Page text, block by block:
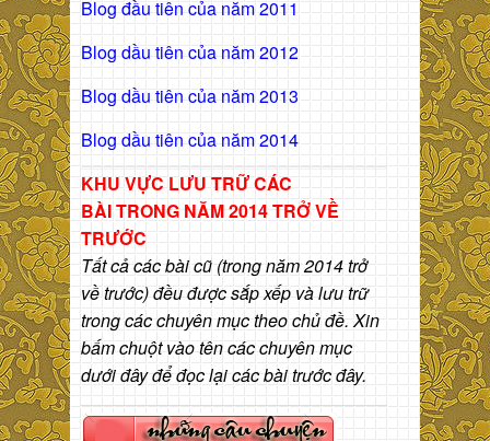
Blog đầu tiên của năm 2011
Blog dầu tiên của năm 2012
Blog dầu tiên của năm 2013
Blog dầu tiên của năm 2014
KHU VỰC LƯU TRỮ CÁC
BÀITRONG NĂM 2014 TRỞ VỀ
TRƯỚC
Tất cả các bài cũ (trong năm 2014 trở
về trước) đều được sắp xếp và lưu trữ
trong các chuyên mục theo chủ đề. Xin
bấm chuột vào tên các chuyên mục
dưới đây để đọc lại các bài trước đây.